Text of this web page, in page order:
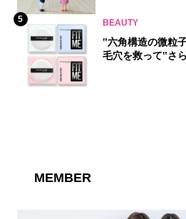
5 BEAUTY
‟六角構造の微粒
毛穴を救って‟さ
MEMBER